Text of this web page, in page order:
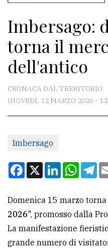
Associazioni
Meteo
CONTATTI
Scrivici
Per
la
pubblicità
CERCA
Imbersago:
torna il
dell'antico
CRONACA DAL TERRITORIO
GIOVEDÌ, 12 MARZO 2026 -
Imbersago
Facebook
X LinkedIn
Domenica 15 marzo
2026", promosso dalla
La manifestazione
grande numero di